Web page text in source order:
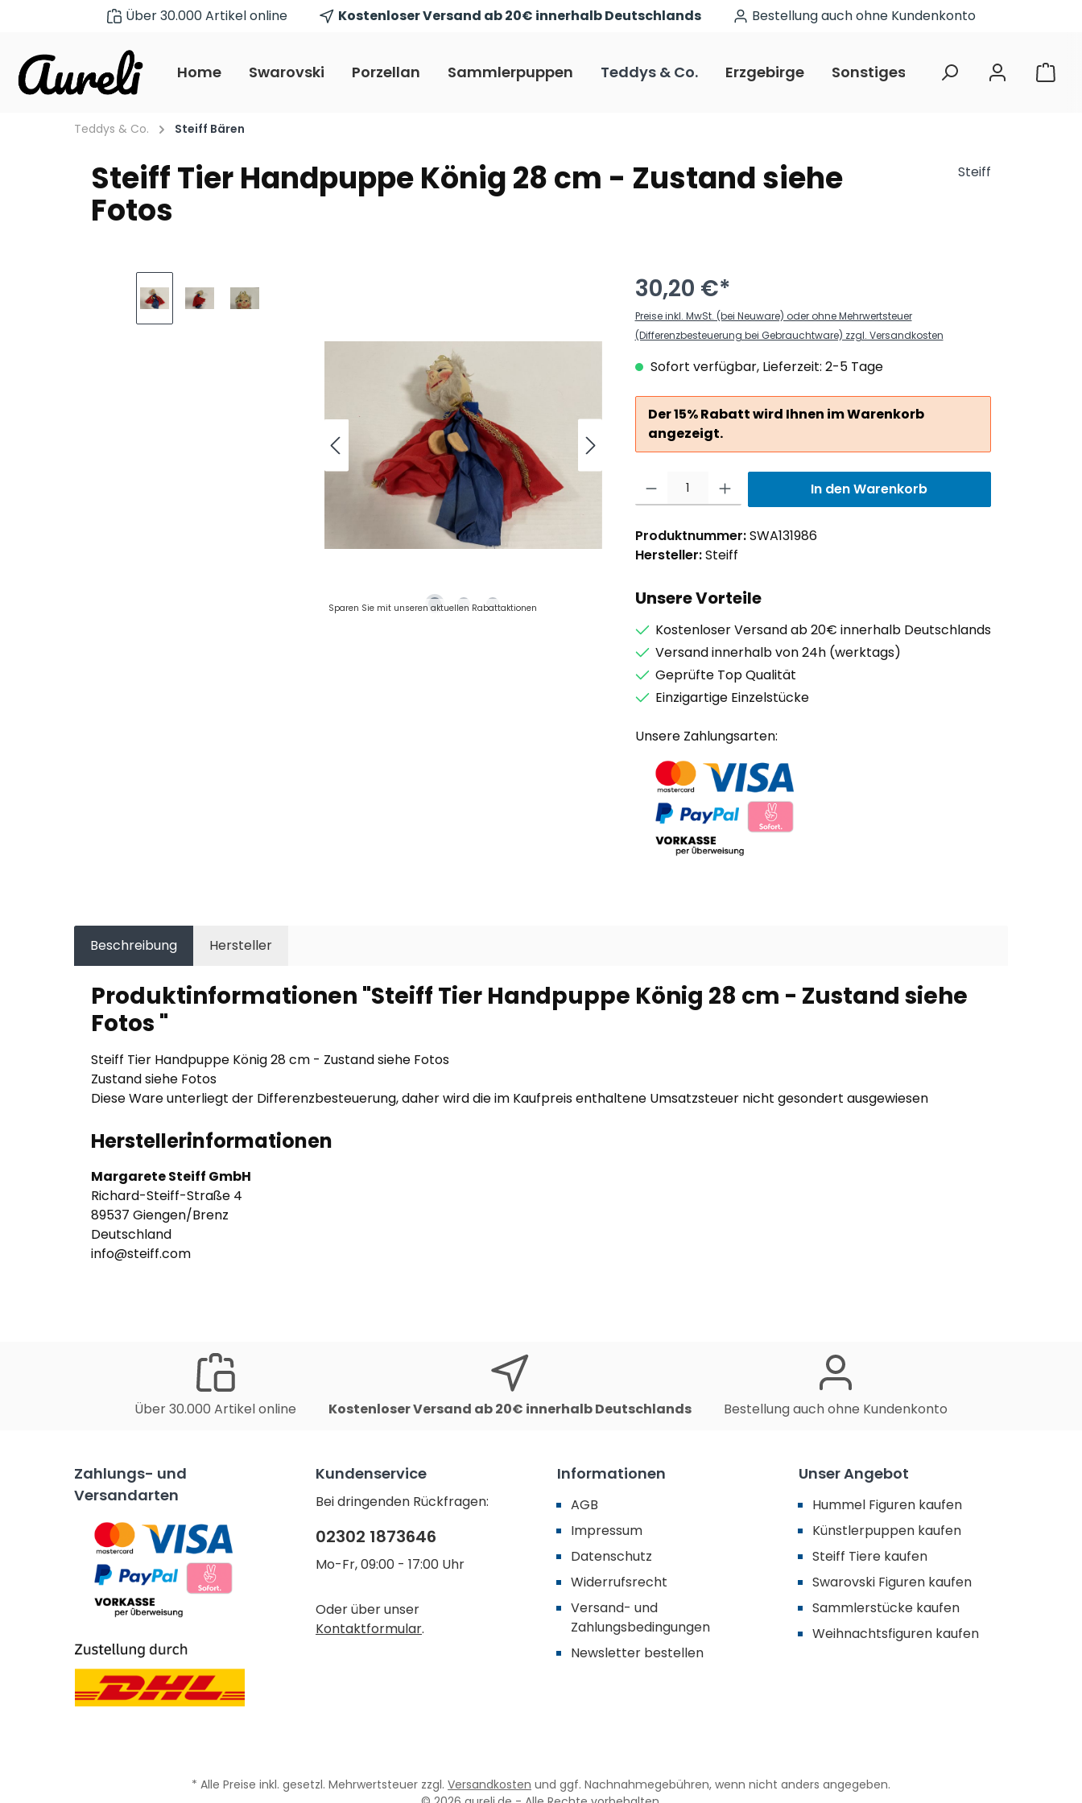
Zur Hauptnavigation springen
Über 30.000 Artikel online Kostenloser Versand ab 20€ innerhalb Deutschlands Bestellung auch ohne Kundenkonto
Home Swarovski Porzellan Sammlerpuppen Teddys & Co. Erzgebirge Sonstiges Restposten
Teddys & Co. Steiff Bären
Steiff Tier Handpuppe König 28 cm - Zustand siehe
Fotos
Steiff
Sparen Sie mit unseren aktuellen Rabattaktionen
30,20 €*
Preise inkl. MwSt. (bei Neuware) oder ohne Mehrwertsteuer
(Differenzbesteuerung bei Gebrauchtware) zzgl. Versandkosten
Sofort verfügbar, Lieferzeit: 2-5 Tage
Der 15% Rabatt wird Ihnen im Warenkorb
angezeigt.
Produkt Anzahl: Gib den gewünschten Wert ein oder benutze die Schaltflächen um die
In den Warenkorb
Produktnummer:SWA131986
Hersteller:Steiff
Unsere Vorteile
Kostenloser Versand ab 20€ innerhalb Deutschlands
Versand innerhalb von 24h (werktags)
Geprüfte Top Qualität
Einzigartige Einzelstücke
Unsere Zahlungsarten:
Beschreibung Hersteller
Produktinformationen "Steiff Tier Handpuppe König 28 cm - Zustand siehe
Fotos "
Steiff Tier Handpuppe König 28 cm - Zustand siehe Fotos
Zustand siehe Fotos
Diese Ware unterliegt der Differenzbesteuerung, daher wird die im Kaufpreis enthaltene Umsatzsteuer nicht gesondert ausgewiesen
Herstellerinformationen
Margarete Steiff GmbH
Richard-Steiff-Straße 4
89537 Giengen/Brenz
Deutschland
info@steiff.com
Über 30.000 Artikel online Kostenloser Versand ab 20€ innerhalb Deutschlands Bestellung auch ohne Kundenkonto
Zahlungs- und
Versandarten
Kundenservice
Bei dringenden Rückfragen:
02302 1873646
Mo-Fr, 09:00 - 17:00 Uhr
Oder über unser
Kontaktformular.
Informationen
AGB
Impressum
Datenschutz
Widerrufsrecht
Versand- und
Zahlungsbedingungen
Newsletter bestellen
Unser Angebot
Hummel Figuren kaufen
Künstlerpuppen kaufen
Steiff Tiere kaufen
Swarovski Figuren kaufen
Sammlerstücke kaufen
Weihnachtsfiguren kaufen
* Alle Preise inkl. gesetzl. Mehrwertsteuer zzgl. Versandkosten und ggf. Nachnahmegebühren, wenn nicht anders angegeben.